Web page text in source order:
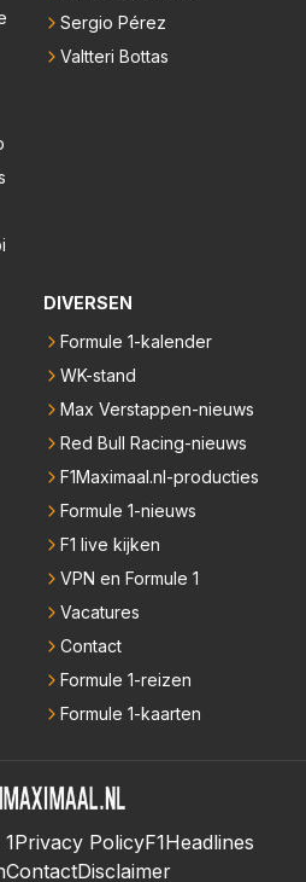
Sergio Pérez
Valtteri Bottas
DIVERSEN
Formule 1-kalender
WK-stand
Max Verstappen-nieuws
Red Bull Racing-nieuws
F1Maximaal.nl-producties
Formule 1-nieuws
F1 live kijken
VPN en Formule 1
Vacatures
Contact
Formule 1-reizen
Formule 1-kaarten
Privacy PolicyF1Headlines
ContactDisclaimer